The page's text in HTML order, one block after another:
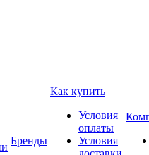
Бренды
Как купить
Условия
оплаты
Условия